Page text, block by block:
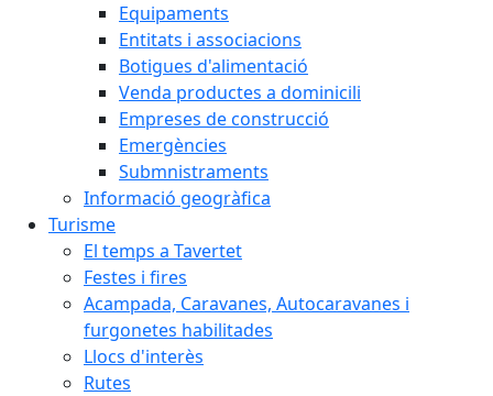
Equipaments
Entitats i associacions
Botigues d'alimentació
Venda productes a dominicili
Empreses de construcció
Emergències
Submnistraments
Informació geogràfica
Turisme
El temps a Tavertet
Festes i fires
Acampada, Caravanes, Autocaravanes i
furgonetes habilitades
Llocs d'interès
Rutes